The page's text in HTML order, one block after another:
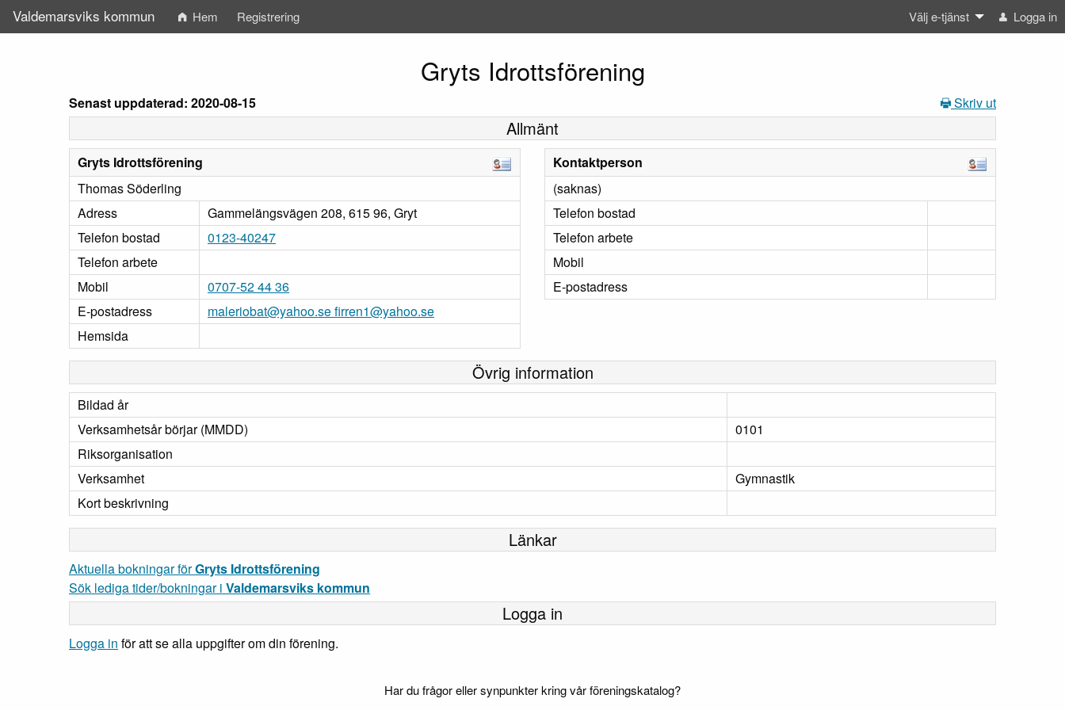
Valdemarsviks kommun Hem Registrering Välj e-tjänst Logga in
Gryts Idrottsförening
Senast uppdaterad: 2020-08-15 Skriv ut
Allmänt
Gryts Idrottsförening
Thomas Söderling
Adress
Gammelängsvägen 208, 615 96, Gryt
Telefon bostad
0123-40247
Telefon arbete
Mobil
0707-52 44 36
E-postadress
maleriobat@yahoo.se firren1@yahoo.se
Hemsida
Kontaktperson
(saknas)
Telefon bostad
Telefon arbete
Mobil
E-postadress
Övrig information
Bildad år
Verksamhetsår börjar (MMDD)
0101
Riksorganisation
Verksamhet
Gymnastik
Kort beskrivning
Länkar
Aktuella bokningar förGryts Idrottsförening
Sök lediga tider/bokningar i Valdemarsviks kommun
Logga in
Logga in för att se alla uppgifter om din förening.
Har du frågor eller synpunkter kring vår föreningskatalog?